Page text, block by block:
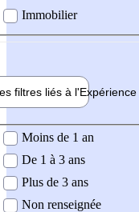
Immobilier
filtres liés à l'Expérience
demandée
Moins de 1 an
De 1 à 3 ans
Plus de 3 ans
Non renseignée